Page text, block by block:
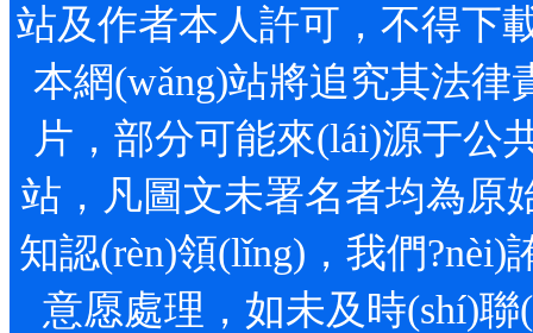
站及作者本人許可，不得下
本網(wǎng)站將追究其法律
片，部分可能來(lái)源于
站，凡圖文未署名者均為
知認(rèn)領(lǐng)，我們?nèi)
意愿處理，如未及時(shí)聯